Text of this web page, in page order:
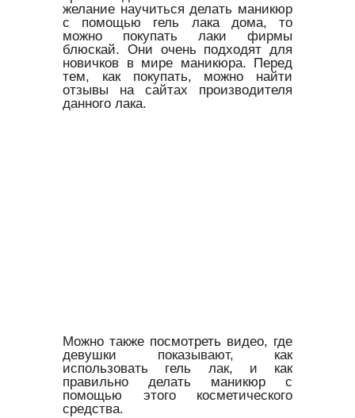
желание научиться делать маникюр
с помощью гель лака дома, то
можно покупать лаки фирмы
блюскай. Они очень подходят для
новичков в мире маникюра. Перед
тем, как покупать, можно найти
отзывы на сайтах производителя
данного лака.
Можно также посмотреть видео, где
девушки показывают, как
использовать гель лак, и как
правильно делать маникюр с
помощью этого косметического
средства.